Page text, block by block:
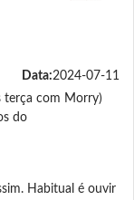
Data:2024-07-11
terça com Morry)
do
Habitual é ouvir